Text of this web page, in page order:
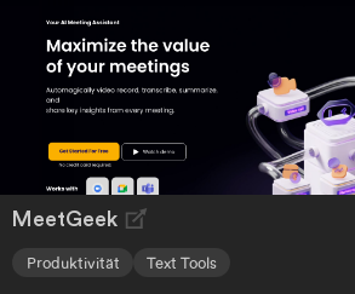
Zitierfunktion und bietet eine
Schreiberfahrung. Insbesondere für
native Englischsprecher ist Isaac
hervorragende Wahl, um ihre
Schreibproduktivität zu steigern
hochwertige akademische Texte
MeetGeek
Produktivität Text Tools